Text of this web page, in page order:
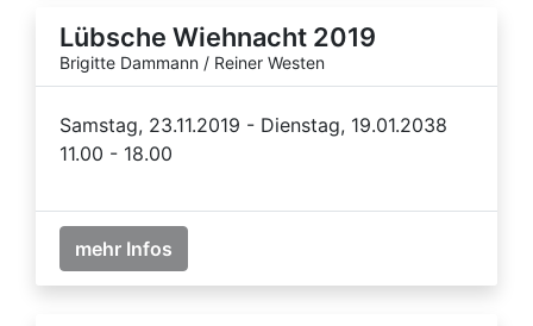
Lübsche Wiehnacht 2019
Brigitte Dammann / Reiner Westen
Samstag, 23.11.2019 - Dienstag, 19.01.2038
11.00 - 18.00
mehr Infos